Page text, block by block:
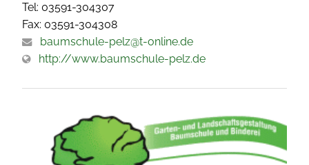
Tel: 03591-304307
Fax: 03591-304308
baumschule-pelz@t-online.de
http://www.baumschule-pelz.de